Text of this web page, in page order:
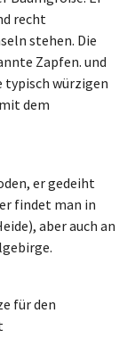
recht
stehen. Die
Zapfen. und
typisch würzigen
dem
er gedeiht
findet man in
aber auch an
für den